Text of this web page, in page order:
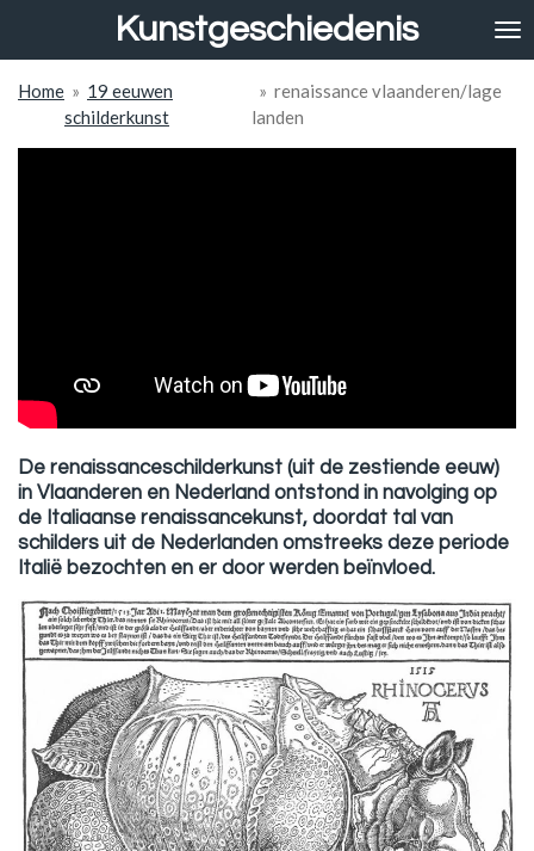
de
hoofdinhoud
Kunstgeschiedenis
Home » 19 eeuwen
schilderkunst
» renaissance vlaanderen/lage
landen
De renaissanceschilderkunst (uit de zestiende eeuw)
in Vlaanderen en Nederland ontstond in navolging op
de Italiaanse renaissancekunst, doordat tal van
schilders uit de Nederlanden omstreeks deze periode
Italië bezochten en er door werden beïnvloed.